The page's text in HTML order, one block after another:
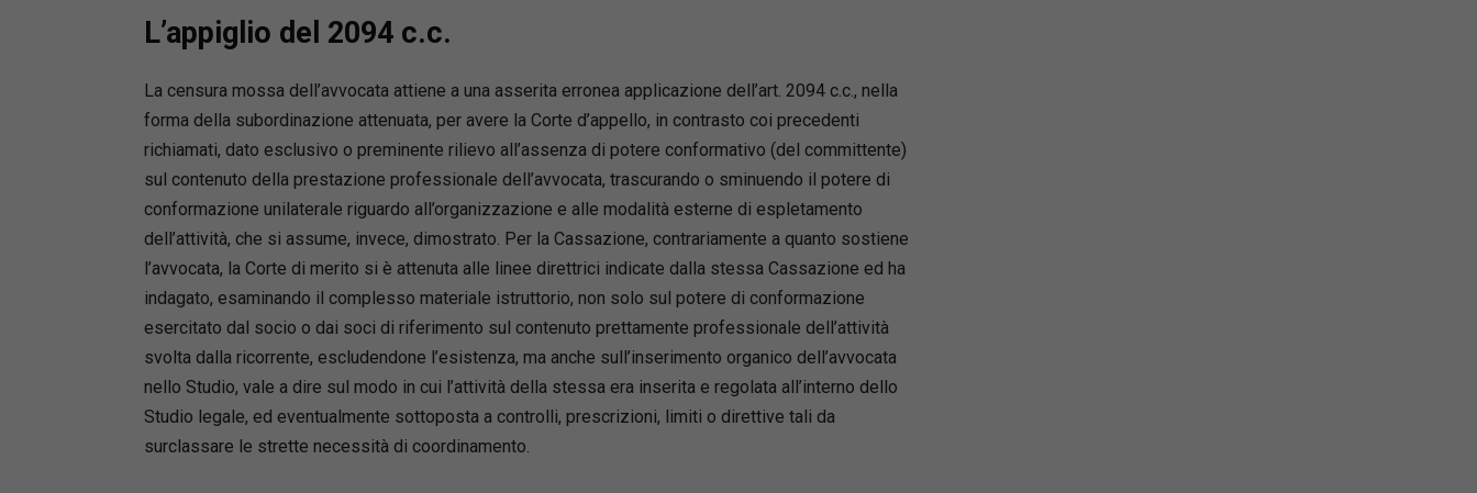
da altri ambiti, ma ha l’ambizione di essere utile anche
stato dell’arte in merito alle tante questioni che si incontrano
nelle aule del Tribunale del lavoro e nella vita professionale
di ogni giorno.
L’opera si colloca nell’ambito di una collana nella quale, oltre
all’opera dedicata alla cessazione del rapporto di lavoro (a
cura di C. Colosimo), sono già apparsi i volumi che seguono:
Il processo del lavoro (a cura di D. Paliaga); Lavoro e crisi
d’impresa (di M. Belviso); Il Lavoro pubblico (a cura di A.
Boscati); Diritto sindacale (a cura di G. Perone e M.C.
Cataudella).
Vincenzo Ferrante
Università Cattolica di Milano, direttore del Master in
Consulenza del lavoro e direzione del personale (MUCL);
Mirko Altimari
Università Cattolica di Milano;
L’appiglio del 2094 c.c.
La censura mossa dell’avvocata attiene a una asserita erronea applicazione dell’art. 2094 c.c., nella
forma della subordinazione attenuata, per avere la Corte d’appello, in contrasto coi precedenti
richiamati, dato esclusivo o preminente rilievo all’assenza di potere conformativo (del committente)
sul contenuto della prestazione professionale dell’avvocata, trascurando o sminuendo il potere di
conformazione unilaterale riguardo all’organizzazione e alle modalità esterne di espletamento
dell’attività, che si assume, invece, dimostrato. Per la Cassazione, contrariamente a quanto sostiene
l’avvocata, la Corte di merito si è attenuta alle linee direttrici indicate dalla stessa Cassazione ed ha
indagato, esaminando il complesso materiale istruttorio, non solo sul potere di conformazione
esercitato dal socio o dai soci di riferimento sul contenuto prettamente professionale dell’attività
svolta dalla ricorrente, escludendone l’esistenza, ma anche sull’inserimento organico dell’avvocata
nello Studio, vale a dire sul modo in cui l’attività della stessa era inserita e regolata all’interno dello
Studio legale, ed eventualmente sottoposta a controlli, prescrizioni, limiti o direttive tali da
surclassare le strette necessità di coordinamento.